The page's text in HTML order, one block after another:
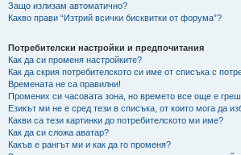
Защо излизам автоматично?
Какво прави “Изтрий всички бисквитки от форума”?
Потребителски настройки и предпочитания
Как да си променя настройките?
Как да скрия потребителското си име от списъка с
Времената не са правилни!
Промених си часовата зона, но времето все още е
Езикът ми не е сред тези в списъка, от които мога да
Какви са тези картинки до потребителското ми име?
Как да си сложа аватар?
Какъв е рангът ми и как да го променя?